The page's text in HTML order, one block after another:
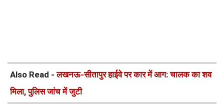
Also Read -लखनऊ-सीतापुर हाईवे पर कार में आग: चालक का शव
मिला, पुलिस जांच में जुटी